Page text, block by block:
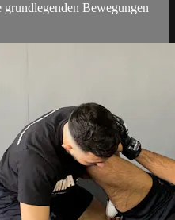
grundlegenden Bewegungen